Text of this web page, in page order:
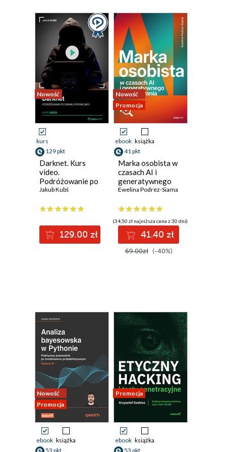
Nowość
kurs
129 pkt
Darknet. Kurs
video.
Podróżowanie po
ciemnej stronie
Jakub Kubś
129.00 zł
Nowość
Promocja
ebook książka
41 pkt
Marka osobista w
czasach AI i
generatywnego
wyszukiwania
Ewelina Podrez-Siama
(34,50 zł najniższa cena z 30 dni)
41.40 zł
69.00zł (-40%)
Nowość
Promocja
ebook książka
53 pkt
Promocja
ebook książka
53 pkt